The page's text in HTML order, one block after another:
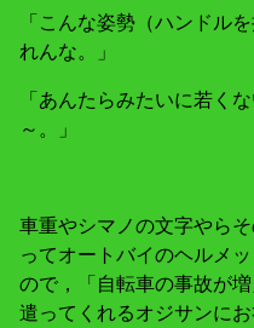
「こんな姿勢（ハンドル
れんな。」
「あんたらみたいに若く
～。」
車重やシマノの文字やら
ってオートバイのヘルメ
ので，「自転車の事故が
遣ってくれるオジサンにお